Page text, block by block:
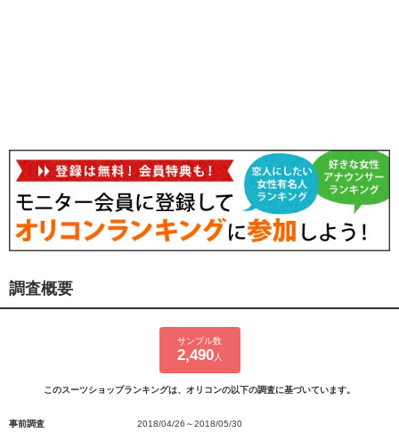
調査概要
サンプル数
2,490人
このスーツショップランキングは、オリコンの以下の調査に基づいています。
事前調査 2018/04/26～2018/05/30